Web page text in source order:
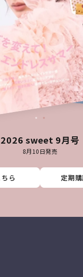
2026 sweet 9月号
8月10日発売
ら 定期
ら 定期
ら 定期
ら 定期